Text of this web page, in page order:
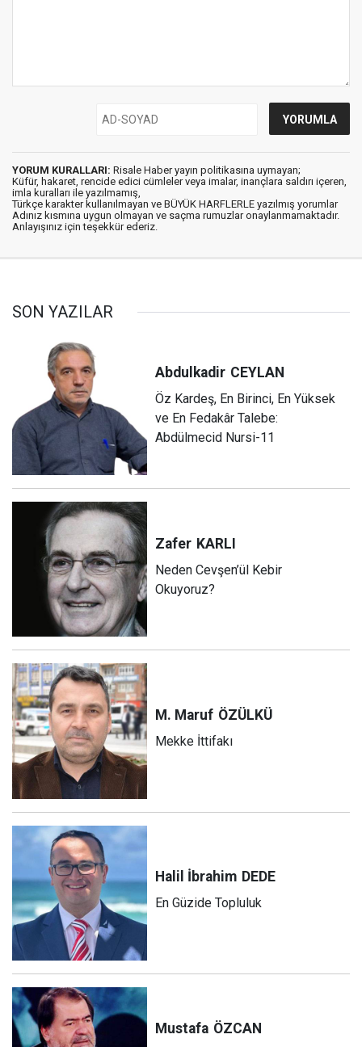
YORUM KURALLARI: Risale Haber yayın politikasına uymayan;
Küfür, hakaret, rencide edici cümleler veya imalar, inançlara saldırı içeren,
imla kuralları ile yazılmamış,
Türkçe karakter kullanılmayan ve BÜYÜK HARFLERLE yazılmış yorumlar
Adınız kısmına uygun olmayan ve saçma rumuzlar onaylanmamaktadır.
Anlayışınız için teşekkür ederiz.
SON YAZILAR
Abdulkadir CEYLAN
Öz Kardeş, En Birinci, En Yüksek
ve En Fedakâr Talebe:
Abdülmecid Nursi-11
Zafer KARLI
Neden Cevşen’ül Kebir
Okuyoruz?
M. Maruf ÖZÜLKÜ
Mekke İttifakı
Halil İbrahim DEDE
En Güzide Topluluk
Mustafa ÖZCAN